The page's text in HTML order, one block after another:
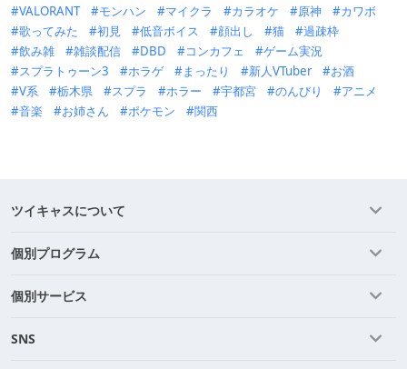
VALORANT
モンハン マイクラ カラオケ 原神
カワボ
歌ってみた
初見 低音ボイス 顔出し 猫
過疎枠
飲み雑
雑談配信 DBD コンカフェ
ゲーム実況
スプラトゥーン3
ホラゲ まったり 新人VTuber
お酒
V系
栃木県 スプラ ホラー 宇都宮 のんびり
アニメ
音楽
お姉さん ポケモン 関西
ツイキャスについて
個別プログラム
個別サービス
SNS